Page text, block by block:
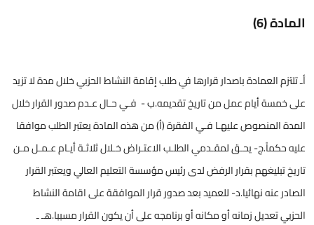
المادة (6)
أـ تلتزم العمادة باصدار قرارها في طلب إقامة النشاط الحزبي خلال مدة لا تزيد
على خمسة أيام عمل من تاريخ تقديمه.ب - فـي حـال عـدم صدور القرار خلال
المدة المنصوص عليهـا فـي الفقرة (أ) من هذه المادة يعتبر الطلب موافقا
عليه حكماً.ج- يحـق لمقـدمي الطلـب الاعتـراض خـلال ثلاثـة أيـام عـمـل مـن
تاريخ تبليغهم بقرار الرفض لدى رئيس مؤسسة التعليم العالي ويعتبر القرار
الصادر عنه نهائيا.د- للعميد بعد صدور قرار الموافقة على اقامة النشاط
الحزبي تعديل زمانه أو مكانه أو برنامجه على أن يكون القرار مسببا.هـ ـ